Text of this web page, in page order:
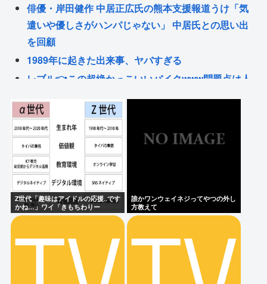
俳優・岸田健作 中居正広氏の熊本支援報道うけ「気
遣いや優しさがハンパじゃない」 中居氏との思い出
を回顧
1989年に起きた出来事、ヤバすぎる
レブル👈この超絶かっこいいバイクwww問題点は人
wakatteTVの高田ふーみんこと、武田塾の高田史拓さ
ん召喚スレ
【画像】この兎のアイドルvtuberさん
山上徹也「よかったこの距離で」
「あの、ナメてます？さっきから」ショートスリー
パー・堀大輔氏が高須幹弥氏にブチギレ
Powered by livedoor 相互RSS
Z世代「趣味はアイドルの応援‥です
かね…」ワイ「きもちわりー
www」
誰かワンウェイネジってやつの外し
方教えて